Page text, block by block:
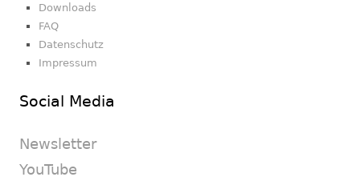
Downloads
FAQ
Datenschutz
Impressum
Social Media
Newsletter
YouTube